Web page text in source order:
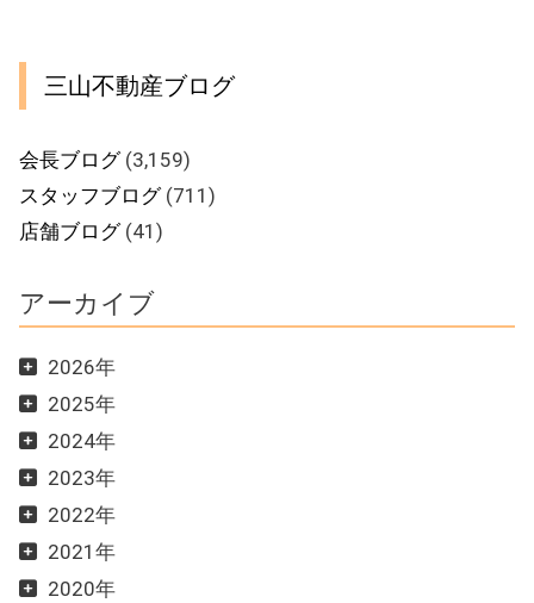
三山不動産ブログ
会長ブログ(3,159)
スタッフブログ(711)
店舗ブログ(41)
アーカイブ
2026年
2025年
2024年
2023年
2022年
2021年
2020年